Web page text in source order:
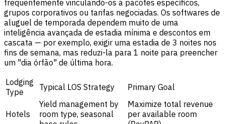
frequentemente vinculando-os a pacotes específicos,
grupos corporativos ou tarifas negociadas. Os softwares de
aluguel de temporada dependem muito de uma
inteligência avançada de estadia mínima e descontos em
cascata — por exemplo, exigir uma estadia de 3 noites nos
fins de semana, mas reduzi-la para 1 noite para preencher
um "dia órfão" de última hora.
Lodging
Type
Typical LOS Strategy Primary Goal
Hotels
Yield management by
room type, seasonal
Maximize total revenue
per available room